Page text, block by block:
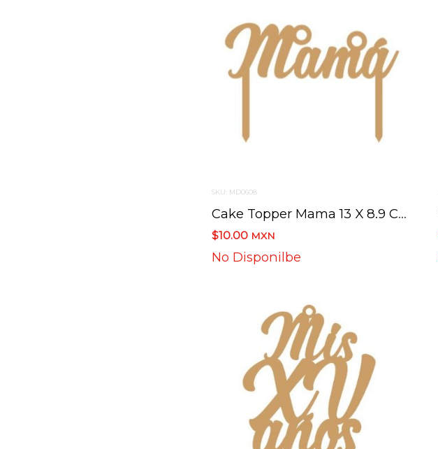
SKU: MD0608
Cake Topper Mama 13 X 8.9 Cm
$10.00 MXN
No Disponilbe